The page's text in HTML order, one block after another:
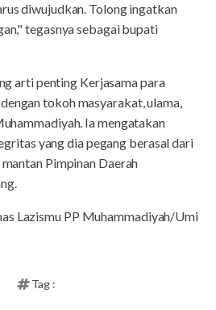
diwujudkan. Tolong ingatkan
tegasnya sebagai bupati
arti penting Kerjasama para
tokoh masyarakat, ulama,
Ia mengatakan
yang dia pegang berasal dari
Pimpinan Daerah
Lazismu PP Muhammadiyah/Umi
Tag :